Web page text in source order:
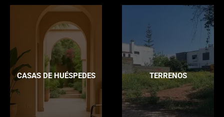
CASAS DE HUÉSPEDES TERRENOS